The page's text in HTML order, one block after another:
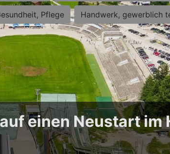
Pflege Handwerk, gewerblich
einen Neustart im